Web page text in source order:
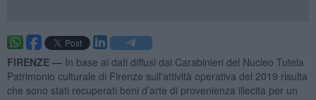
FIRENZE — In base ai dati diffusi dai Carabinieri del Nucleo Tutela
Patrimonio culturale di Firenze sull'attività operativa del 2019 risulta
che sono stati recuperati beni d’arte di provenienza illecita per un